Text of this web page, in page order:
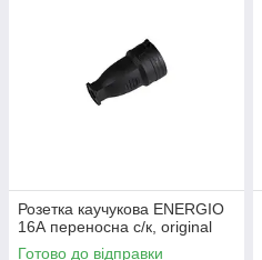
Розетка каучукова ENERGIO
16А переносна с/к, original
Готово до відправки